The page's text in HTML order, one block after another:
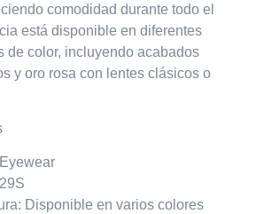
comodidad durante todo el
está disponible en diferentes
de color, incluyendo acabados
y oro rosa con lentes clásicos o
Disponible en varios colores